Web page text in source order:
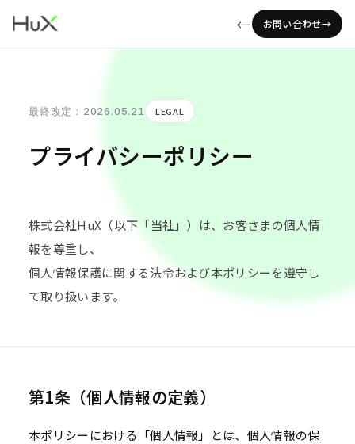
お問い合わせ
最終改定：2026.05.21 LEGAL
プライバシーポリシー
株式会社HuX（以下「当社」）は、お客さまの個人情
報を尊重し、
個人情報保護に関する法令および本ポリシーを遵守し
第1条（個人情報の定義）
本ポリシーにおける「個人情報」とは、個人情報の保